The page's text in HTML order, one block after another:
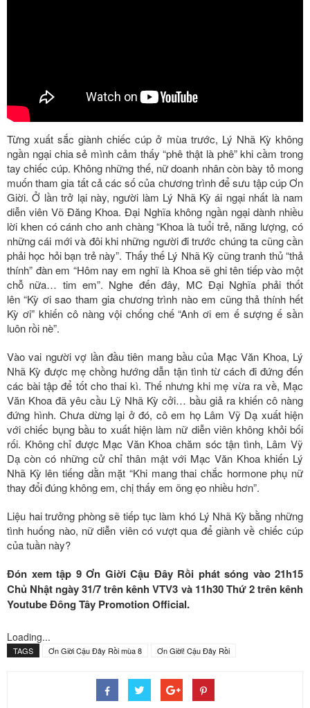
Từng xuất sắc giành chiếc cúp ở mùa trước, Lý Nhã Kỳ không
ngần ngại chia sẻ mình cảm thấy “phê thật là phê” khi cầm trong
tay chiếc cúp. Không những thế, nữ doanh nhân còn bày tỏ mong
muốn tham gia tất cả các số của chương trình để sưu tập cúp Ơn
Giời. Ở lần trở lại này, người làm Lý Nhã Kỳ ái ngại nhất là nam
diễn viên Võ Đăng Khoa. Đại Nghĩa không ngần ngại dành nhiều
lời khen có cánh cho anh chàng “Khoa là tuổi trẻ, năng lượng, có
những cái mới và đôi khi những người đi trước chúng ta cũng cần
phải học hỏi bạn trẻ này”. Thấy thế Lý Nhã Kỳ cũng tranh thủ “thả
thính” đàn em “Hôm nay em nghĩ là Khoa sẽ ghi tên tiếp vào một
chỗ nữa… tim em”. Nghe đến đây, MC Đại Nghĩa phải thốt
lên “Kỳ ơi sao tham gia chương trình nào em cũng thả thính hết
Kỳ ơi” khiến cô nàng vội chống chế “Anh ơi em ế sượng ế sần
luôn rồi nè”.
Vào vai người vợ lần đầu tiên mang bầu của Mạc Văn Khoa, Lý
Nhã Kỳ được mẹ chồng hướng dẫn tận tình từ cách đi đứng đến
các bài tập để tốt cho thai kì. Thế nhưng khi mẹ vừa ra về, Mạc
Văn Khoa đã yêu cầu Lỹ Nhã Kỳ cởi… bầu giả ra khiến cô nàng
đứng hình. Chưa dừng lại ở đó, cô em họ Lâm Vỹ Dạ xuất hiện
với chiếc bụng bầu to xuất hiện làm nữ diễn viên không khỏi bối
rối. Không chỉ được Mạc Văn Khoa chăm sóc tận tình, Lâm Vỹ
Dạ còn có những cử chỉ thân mật với Mạc Văn Khoa khiến Lý
Nhã Kỳ lên tiếng dằn mặt “Khi mang thai chắc hormone phụ nữ
thay đổi đúng không em, chị thấy em õng ẹo nhiều hơn”.
Liệu hai trưởng phòng sẽ tiếp tục làm khó Lý Nhã Kỳ bằng những
tình huống nào, nữ diễn viên có vượt qua để giành về chiếc cúp
của tuần này?
Đón xem tập 9 Ơn Giời Cậu Đây Rồi phát sóng vào 21h15
Chủ Nhật ngày 31/7 trên kênh VTV3 và 11h30 Thứ 2 trên kênh
Youtube Đông Tây Promotion Official.
Loading...
TAGS Ơn Giời Cậu Đây Rồi mùa 8 Ơn Giời! Cậu Đây Rồi